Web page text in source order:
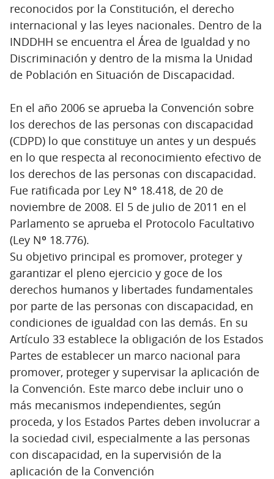
reconocidos por la Constitución, el derecho
internacional y las leyes nacionales. Dentro de la
INDDHH se encuentra el Área de Igualdad y no
Discriminación y dentro de la misma la Unidad
de Población en Situación de Discapacidad.
En el año 2006 se aprueba la Convención sobre
los derechos de las personas con discapacidad
(CDPD) lo que constituye un antes y un después
en lo que respecta al reconocimiento efectivo de
los derechos de las personas con discapacidad.
Fue ratificada por Ley N° 18.418, de 20 de
noviembre de 2008. El 5 de julio de 2011 en el
Parlamento se aprueba el Protocolo Facultativo
(Ley Nº 18.776).
Su objetivo principal es promover, proteger y
garantizar el pleno ejercicio y goce de los
derechos humanos y libertades fundamentales
por parte de las personas con discapacidad, en
condiciones de igualdad con las demás. En su
Artículo 33 establece la obligación de los Estados
Partes de establecer un marco nacional para
promover, proteger y supervisar la aplicación de
la Convención. Este marco debe incluir uno o
más mecanismos independientes, según
proceda, y los Estados Partes deben involucrar a
la sociedad civil, especialmente a las personas
con discapacidad, en la supervisión de la
aplicación de la Convención